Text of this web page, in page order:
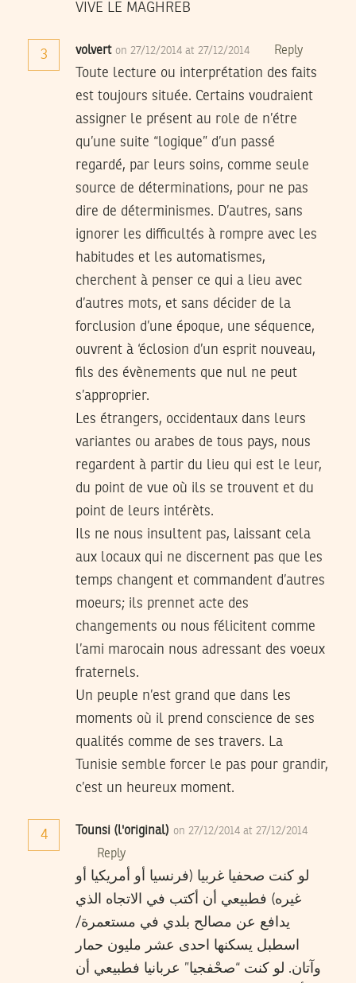
VIVE LE MAGHREB
3 volvert on 27/12/2014 at 27/12/2014 Reply
Toute lecture ou interprétation des faits
est toujours située. Certains voudraient
assigner le présent au role de n’étre
qu’une suite “logique” d’un passé
regardé, par leurs soins, comme seule
source de déterminations, pour ne pas
dire de déterminismes. D’autres, sans
ignorer les difficultés à rompre avec les
habitudes et les automatismes,
cherchent à penser ce qui a lieu avec
d’autres mots, et sans décider de la
forclusion d’une époque, une séquence,
ouvrent à ‘éclosion d’un esprit nouveau,
fils des évènements que nul ne peut
s’approprier.
Les étrangers, occidentaux dans leurs
variantes ou arabes de tous pays, nous
regardent à partir du lieu qui est le leur,
du point de vue où ils se trouvent et du
point de leurs intérèts.
Ils ne nous insultent pas, laissant cela
aux locaux qui ne discernent pas que les
temps changent et commandent d’autres
moeurs; ils prennet acte des
changements ou nous félicitent comme
l’ami marocain nous adressant des voeux
fraternels.
Un peuple n’est grand que dans les
moments où il prend conscience de ses
qualités comme de ses travers. La
Tunisie semble forcer le pas pour grandir,
c’est un heureux moment.
4 Tounsi (l'original) on 27/12/2014 at 27/12/2014
Reply
لو كنت صحفيا غربيا (فرنسيا أو أمريكيا أو
غيره) فطبيعي أن أكتب في الاتجاه الذي
يدافع عن مصالح بلدي في مستعمرة/
اسطبل يسكنها احدى عشر مليون حمار
وآتان. لو كنت “صحْفجيا” عربانيا فطبيعي أن